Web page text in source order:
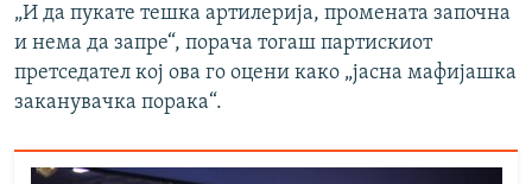
„И да пукате тешка артилерија, промената започна
и нема да запре“, порача тогаш партискиот
претседател кој ова го оцени како „јасна мафијашка
заканувачка порака“.